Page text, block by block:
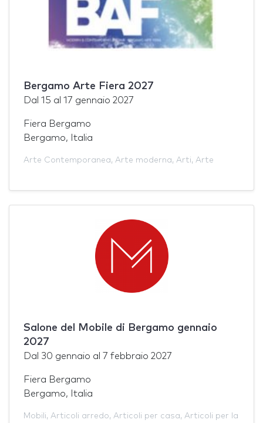
Bergamo Arte Fiera 2027
Dal 15 al 17 gennaio 2027
Fiera Bergamo
Bergamo, Italia
Arte Contemporanea, Arte moderna, Arti, Arte
Salone del Mobile di Bergamo gennaio
2027
Dal 30 gennaio al 7 febbraio 2027
Fiera Bergamo
Bergamo, Italia
Mobili, Articoli arredo, Articoli per casa, Articoli per la